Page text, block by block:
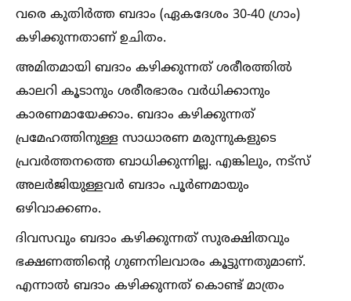
വരെ കുതിർത്ത ബദാം (ഏകദേശം 30-40 ഗ്രാം)
കഴിക്കുന്നതാണ് ഉചിതം.
അമിതമായി ബദാം കഴിക്കുന്നത് ശരീരത്തില്‍
കാലറി കൂടാനും ശരീരഭാരം വർധിക്കാനും
കാരണമായേക്കാം. ബദാം കഴിക്കുന്നത്
പ്രമേഹത്തിനുള്ള സാധാരണ മരുന്നുകളുടെ
പ്രവർത്തനത്തെ ബാധിക്കുന്നില്ല. എങ്കിലും, നട്സ്
അലർജിയുള്ളവർ ബദാം പൂർണമായും
ഒഴിവാക്കണം.
ദിവസവും ബദാം കഴിക്കുന്നത് സുരക്ഷിതവും
ഭക്ഷണത്തിന്റെ ഗുണനിലവാരം കൂട്ടുന്നതുമാണ്.
എന്നാല്‍ ബദാം കഴിക്കുന്നത് കൊണ്ട് മാത്രം